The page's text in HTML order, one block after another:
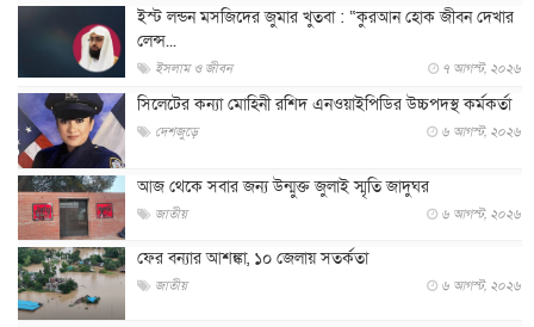
ইস্ট লন্ডন মসজিদের জুমার খুতবা : “কুরআন হোক জীবন দেখার
লেন্স...
ইসলাম ও জীবন ৭ আগস্ট, ২০২৬
সিলেটের কন্যা মোহিনী রশিদ এনওয়াইপিডির উচ্চপদস্থ কর্মকর্তা
দেশজুড়ে ৬ আগস্ট, ২০২৬
আজ থেকে সবার জন্য উন্মুক্ত জুলাই স্মৃতি জাদুঘর
জাতীয় ৬ আগস্ট, ২০২৬
ফের বন্যার আশঙ্কা, ১০ জেলায় সতর্কতা
জাতীয় ৬ আগস্ট, ২০২৬